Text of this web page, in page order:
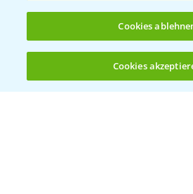
Standortreport
des Fungizideinsatzes in der
(noch 4)
Cookies
Cookies